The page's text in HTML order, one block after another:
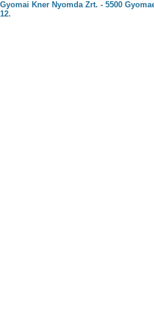
Gyomai Kner Nyomda Zrt. - 5500
12.